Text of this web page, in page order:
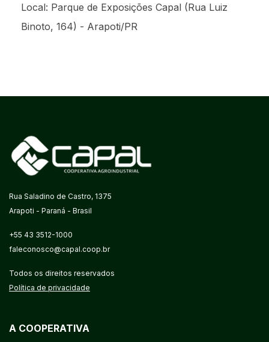
Local: Parque de Exposições Capal (Rua Luiz
Binoto, 164) - Arapoti/PR
Rua Saladino de Castro, 1375
Arapoti - Paraná - Brasil
+55 43 3512-1000
faleconosco@capal.coop.br
Todos os direitos reservados
Política de privacidade
A COOPERATIVA